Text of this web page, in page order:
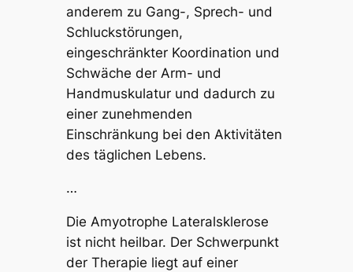
anderem zu Gang-, Sprech- und
Schluckstörungen,
eingeschränkter Koordination und
Schwäche der Arm- und
Handmuskulatur und dadurch zu
einer zunehmenden
Einschränkung bei den Aktivitäten
des täglichen Lebens.
…
Die Amyotrophe Lateralsklerose
ist nicht heilbar. Der Schwerpunkt
der Therapie liegt auf einer